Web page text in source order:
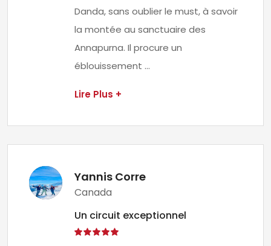
Danda, sans oublier le must, à savoir
la montée au sanctuaire des
Annapurna. Il procure un
éblouissement ...
Lire Plus +
Yannis Corre
Canada
Un circuit exceptionnel